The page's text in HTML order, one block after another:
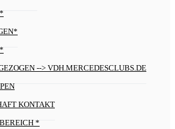
--> VDH.MERCEDESCLUBS.DE
KONTAKT
*